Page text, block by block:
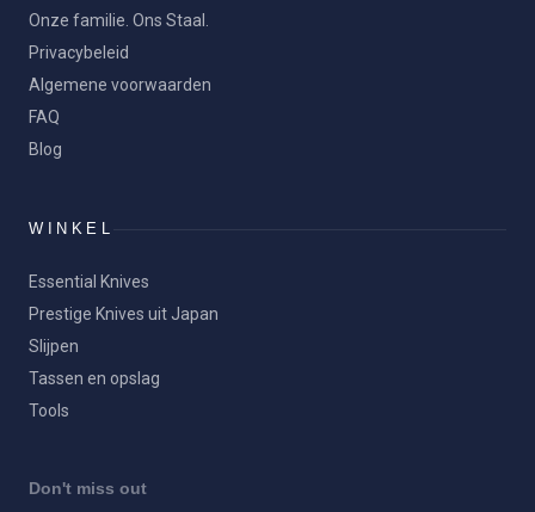
Onze familie. Ons Staal.
Privacybeleid
Algemene voorwaarden
FAQ
Blog
WINKEL
Essential Knives
Prestige Knives uit Japan
Slijpen
Tassen en opslag
Tools
Don't miss out